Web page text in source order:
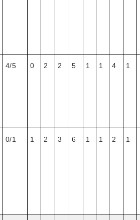
4/5 0 2 2 5 1 1 4 1
0/1 1 2 3 6 1 1 2 1